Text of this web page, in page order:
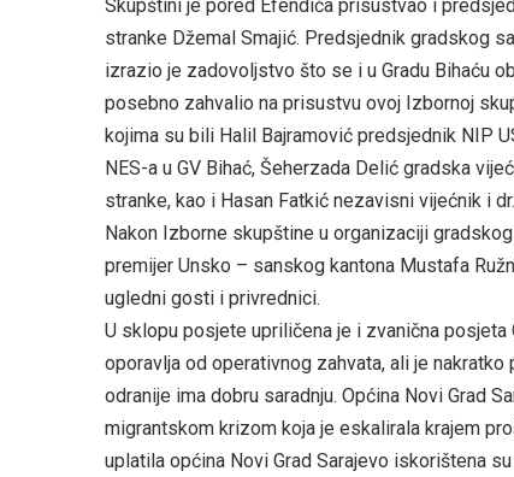
Skupštini je pored Efendića prisustvao i
stranke Džemal Smajić. Predsjednik gradskog
izrazio je zadovoljstvo što se i u Gradu Bihaću
posebno zahvalio na prisustvu ovoj Izbornoj
kojima su bili Halil Bajramović predsjednik NIP
NES-a u GV Bihać, Šeherzada Delić gradska
stranke, kao i Hasan Fatkić nezavisni vijećnik i
Nakon Izborne skupštine u organizaciji
premijer Unsko – sanskog kantona Mustafa
ugledni gosti i privrednici.
U sklopu posjete upriličena je i zvanična
oporavlja od operativnog zahvata, ali je
odranije ima dobru saradnju. Općina Novi Grad
migrantskom krizom koja je eskalirala krajem
uplatila općina Novi Grad Sarajevo iskorištena